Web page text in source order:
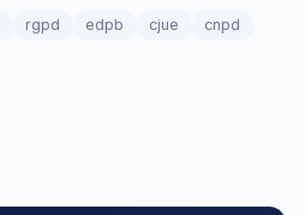
rgpd edpb cjue
cnpd